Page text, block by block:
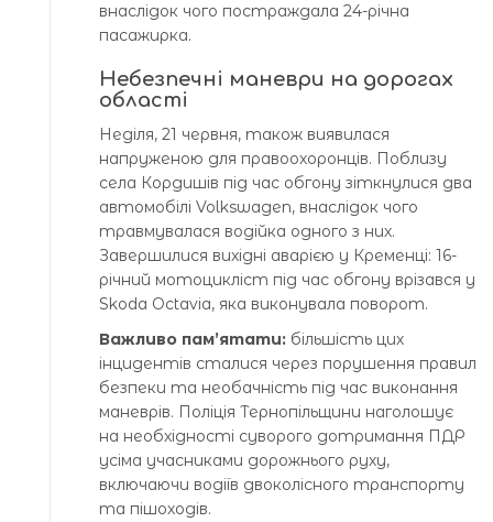
внаслідок чого постраждала 24-річна
пасажирка.
Небезпечні маневри на дорогах
області
Неділя, 21 червня, також виявилася
напруженою для правоохоронців. Поблизу
села Кордишів під час обгону зіткнулися два
автомобілі Volkswagen, внаслідок чого
травмувалася водійка одного з них.
Завершилися вихідні аварією у Кременці: 16-
річний мотоцикліст під час обгону врізався у
Skoda Octavia, яка виконувала поворот.
Важливо пам’ятати: більшість цих
інцидентів сталися через порушення правил
безпеки та необачність під час виконання
маневрів. Поліція Тернопільщини наголошує
на необхідності суворого дотримання ПДР
усіма учасниками дорожнього руху,
включаючи водіїв двоколісного транспорту
та пішоходів.